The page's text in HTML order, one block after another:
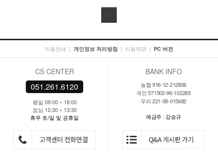
이용안내 | 개인정보 처리방침 | 이용약관 | PC 버전
CS CENTER
051.261.6120
평일 09:00 ~ 18:00
점심 12:30 ~ 13:30
휴무 토/일 및 공휴일
BANK INFO
농협 916-12-212806
국민 571502-96-102265
우리 221-08-015682
예금주 : 강승규